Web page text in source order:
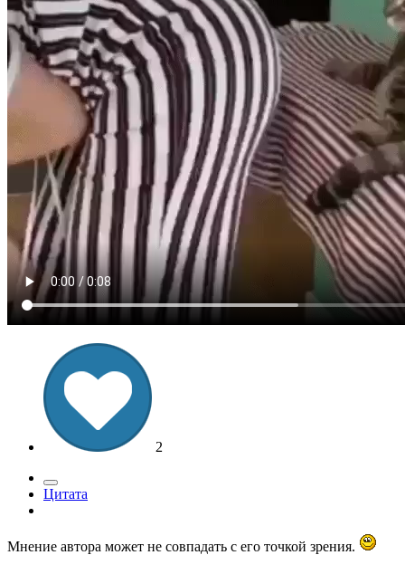
2
Цитата
Мнение автора может не совпадать с его точкой зрения.